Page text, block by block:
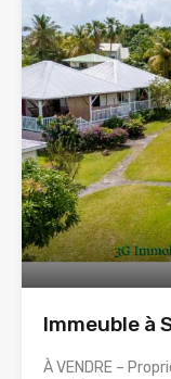
Immeuble à
À VENDRE –